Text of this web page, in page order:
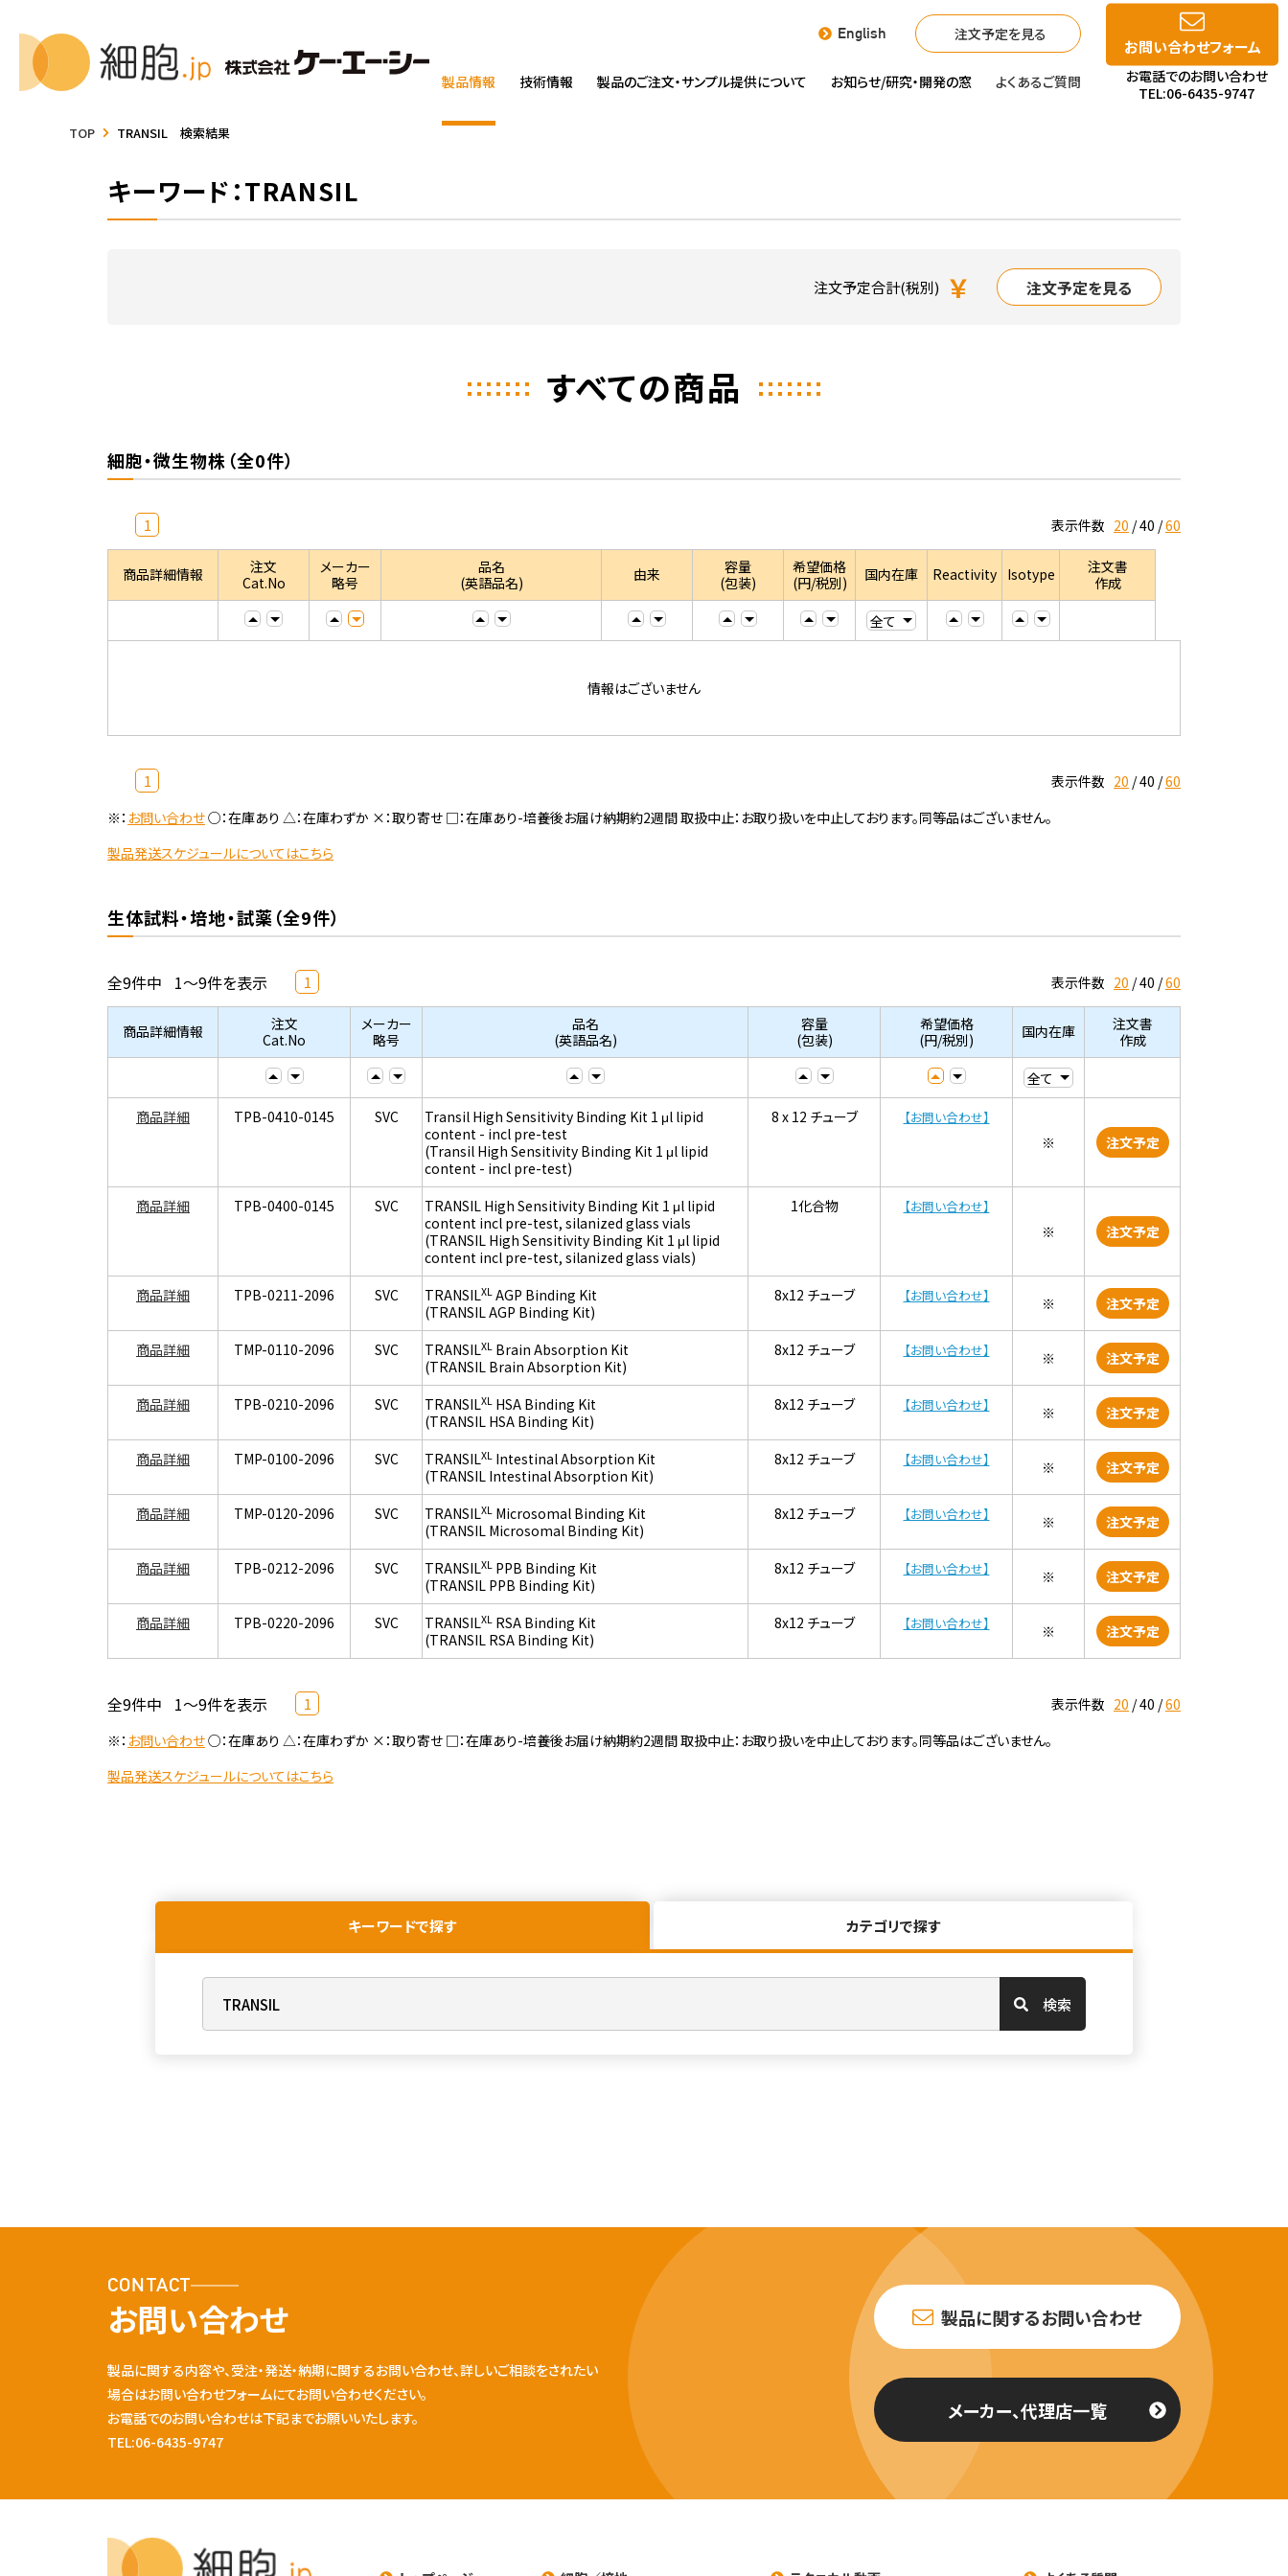
English 注文予定を見る
製品情報 技術情報 製品のご注文・サンプル提供について お知らせ/研究・開発の窓 よくあるご質問
お問い合わせフォーム
お電話でのお問い合わせ
TEL:06-6435-9747
TOP TRANSIL 検索結果
キーワード：TRANSIL
注文予定合計(税別) ￥ 注文予定を見る
すべての商品
細胞・微生物株（全0件）
1 表示件数 20 40 60
商品詳細情報
注文
Cat.No
メーカー
略号
品名
(英語品名)
由来
容量
(包装)
希望価格
(円/税別)
国内在庫 Reactivity Isotype
注文書
作成
情報はございません
1 表示件数 20 40 60
※： お問い合わせ○：在庫あり △：在庫わずか ×：取り寄せ □：在庫あり-培養後お届け納期約2週間 取扱中止：お取り扱いを中止しております。同等品はございません。
製品発送スケジュールについてはこちら
生体試料・培地・試薬（全9件）
全9件中 1～9件を表示 1 表示件数 20 40 60
商品詳細情報
注文
Cat.No
メーカー
略号
品名
(英語品名)
容量
(包装)
希望価格
(円/税別)
国内在庫
注文書
作成
商品詳細 TPB-0410-0145 SVC
Transil High Sensitivity Binding Kit 1 μl lipid
content - incl pre-test
(Transil High Sensitivity Binding Kit 1 μl lipid
content - incl pre-test)
8 x 12 チューブ 【お問い合わせ】
※ 注文予定
商品詳細 TPB-0400-0145 SVC
TRANSIL High Sensitivity Binding Kit 1 μl lipid
content incl pre-test, silanized glass vials
(TRANSIL High Sensitivity Binding Kit 1 μl lipid
content incl pre-test, silanized glass vials)
1化合物 【お問い合わせ】
※ 注文予定
商品詳細 TPB-0211-2096 SVC TRANSILXL AGP Binding Kit
(TRANSIL AGP Binding Kit)
8x12 チューブ 【お問い合わせ】 ※ 注文予定
商品詳細 TMP-0110-2096 SVC TRANSILXL Brain Absorption Kit
(TRANSIL Brain Absorption Kit)
8x12 チューブ 【お問い合わせ】 ※ 注文予定
商品詳細 TPB-0210-2096 SVC TRANSILXL HSA Binding Kit
(TRANSIL HSA Binding Kit)
8x12 チューブ 【お問い合わせ】 ※ 注文予定
商品詳細 TMP-0100-2096 SVC TRANSILXL Intestinal Absorption Kit
(TRANSIL Intestinal Absorption Kit)
8x12 チューブ 【お問い合わせ】 ※ 注文予定
商品詳細 TMP-0120-2096 SVC TRANSILXL Microsomal Binding Kit
(TRANSIL Microsomal Binding Kit)
8x12 チューブ 【お問い合わせ】 ※ 注文予定
商品詳細 TPB-0212-2096 SVC TRANSILXL PPB Binding Kit
(TRANSIL PPB Binding Kit)
8x12 チューブ 【お問い合わせ】 ※ 注文予定
商品詳細 TPB-0220-2096 SVC TRANSILXL RSA Binding Kit
(TRANSIL RSA Binding Kit)
8x12 チューブ 【お問い合わせ】 ※ 注文予定
全9件中 1～9件を表示 1 表示件数 20 40 60
※： お問い合わせ○：在庫あり △：在庫わずか ×：取り寄せ □：在庫あり-培養後お届け納期約2週間 取扱中止：お取り扱いを中止しております。同等品はございません。
製品発送スケジュールについてはこちら
キーワードで探す カテゴリで探す
検索
CONTACT
お問い合わせ
製品に関する内容や、受注・発送・納期に関するお問い合わせ、詳しいご相談をされたい
場合はお問い合わせフォームにてお問い合わせください。
お電話でのお問い合わせは下記までお願いいたします。
TEL:06-6435-9747
製品に関するお問い合わせ
メーカー、代理店一覧